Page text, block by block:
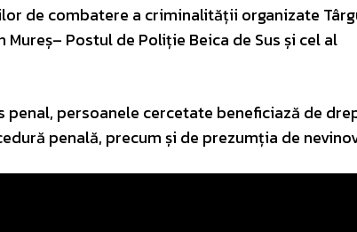
de combatere a criminalității organizate
Postul de Poliție Beica de Sus și cel al
persoanele cercetate beneficiază de
penală, precum și de prezumția de